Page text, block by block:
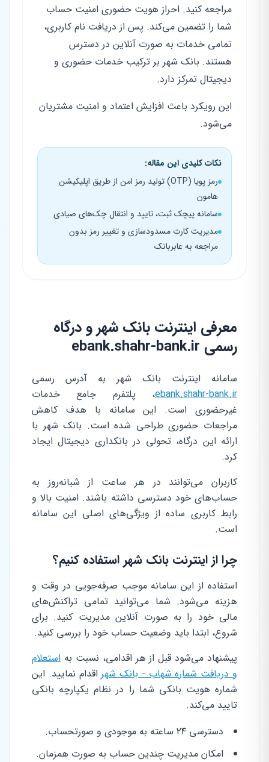
مراجعه کنید. احراز هویت حضوری امنیت حساب
شما را تضمین می‌کند. پس از دریافت نام کاربری،
تمامی خدمات به صورت آنلاین در دسترس
هستند. بانک شهر بر ترکیب خدمات حضوری و
دیجیتال تمرکز دارد.
این رویکرد باعث افزایش اعتماد و امنیت مشتریان
می‌شود.
نکات کلیدی این مقاله:
رمز پویا (OTP) تولید رمز امن از طریق اپلیکیشن
هامون
سامانه پیچک ثبت، تایید و انتقال چک‌های صیادی
مدیریت کارت مسدودسازی و تغییر رمز بدون
مراجعه به عابربانک
معرفی اینترنت بانک شهر و درگاه
رسمی ebank.shahr-bank.ir
سامانه اینترنت بانک شهر به آدرس رسمی
ebank.shahr-bank.ir، پلتفرم جامع خدمات
غیرحضوری است. این سامانه با هدف کاهش
مراجعات حضوری طراحی شده است. بانک شهر با
ارائه این درگاه، تحولی در بانکداری دیجیتال ایجاد
کرد.
کاربران می‌توانند در هر ساعت از شبانه‌روز به
حساب‌های خود دسترسی داشته باشند. امنیت بالا و
رابط کاربری ساده از ویژگی‌های اصلی این سامانه
است.
چرا از اینترنت بانک شهر استفاده کنیم؟
استفاده از این سامانه موجب صرفه‌جویی در وقت و
هزینه می‌شود. شما می‌توانید تمامی تراکنش‌های
مالی خود را به صورت آنلاین مدیریت کنید. برای
شروع، ابتدا باید وضعیت حساب خود را بررسی کنید.
پیشنهاد می‌شود قبل از هر اقدامی، نسبت به استعلام
و دریافت شماره شهاب - بانک شهراقدام نمایید. این
شماره هویت بانکی شما را در نظام یکپارچه بانکی
تایید می‌کند.
دسترسی ۲۴ ساعته به موجودی و صورتحساب.
امکان مدیریت چندین حساب به صورت همزمان.